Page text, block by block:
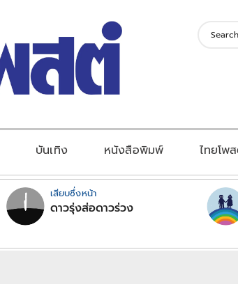
บันเทิง หนังสือพิมพ์ ไทยโพ
เสียบซึ่งหน้า
ดาวรุ่งส่อดาวร่วง